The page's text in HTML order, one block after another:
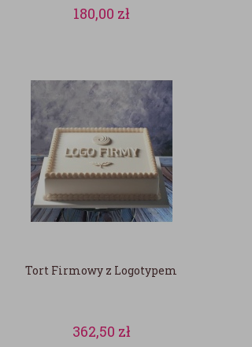
180,00 zł
Tort Firmowy z Logotypem
362,50 zł